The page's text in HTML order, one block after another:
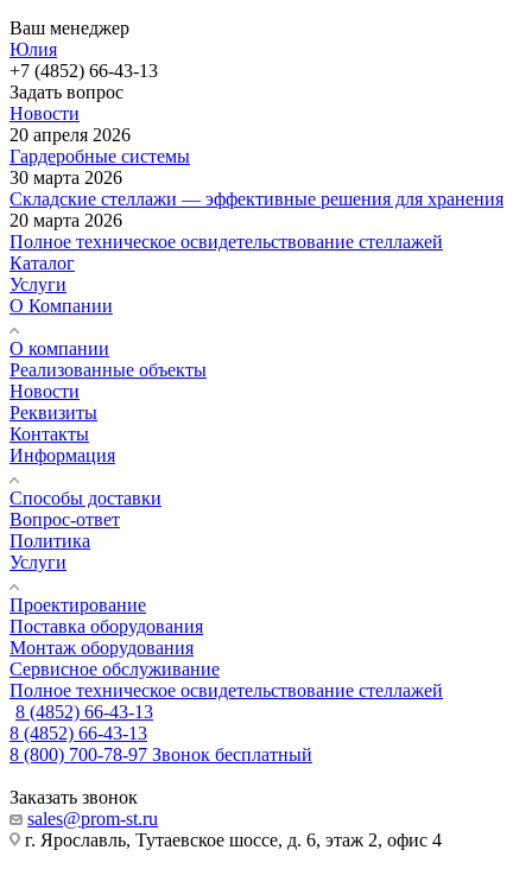
Ваш менеджер
Юлия
+7 (4852) 66-43-13
Задать вопрос
Новости
20 апреля 2026
Гардеробные системы
30 марта 2026
Складские стеллажи — эффективные решения для хранения
20 марта 2026
Полное техническое освидетельствование стеллажей
Каталог
Услуги
О Компании
О компании
Реализованные объекты
Новости
Реквизиты
Контакты
Информация
Способы доставки
Вопрос-ответ
Политика
Услуги
Проектирование
Поставка оборудования
Монтаж оборудования
Сервисное обслуживание
Полное техническое освидетельствование стеллажей
8 (4852) 66-43-13
8 (4852) 66-43-13
8 (800) 700-78-97 Звонок бесплатный
Заказать звонок
sales@prom-st.ru
г. Ярославль, Тутаевское шоссе, д. 6, этаж 2, офис 4